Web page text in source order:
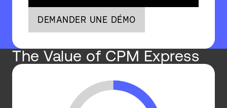
DEMANDER UNE DÉMO
The Value of CPM Express